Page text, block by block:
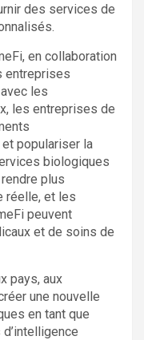
des services de
en collaboration
entreprises
les
les entreprises de
et populariser la
biologiques
plus
réelle, et les
peuvent
et de soins de
pays, aux
une nouvelle
en tant que